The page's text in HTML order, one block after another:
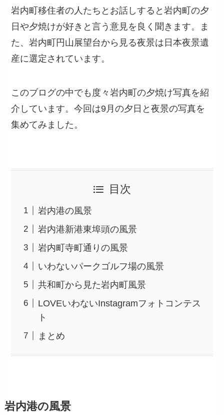
岩内町移住者の人たちとお話しすると岩内町の夕
日や夕焼けが好きと言う意見を良く聞きます。ま
た、岩内町円山展望台から見る夜景は日本夜景遺
産に選定されています。
このブログの中でも度々岩内町の夕焼け写真を紹
介しています。今回は9月の夕日と夜景の写真を
集めてみました。
目次
岩内港の風景
岩内港新港東埠頭の風景
岩内町寺町通りの風景
いわないパークゴルフ場の風景
共和町から見た岩内町風景
LOVEいわないInstagramフォトコンテス
ト
まとめ
岩内港の風景